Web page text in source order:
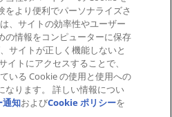
商標
チェーンの透明性
ープンな競争
税務戦略
ポリシー
の設定
より便利でパーソナライズさ
、サイトの効率性やユーザー
の情報をコンピューターに保存
サイトが正しく機能しないと
イトにアクセスすることで、
いる Cookie の使用と使用への
なります。 詳しい情報につい
通知およびCookie ポリシーを